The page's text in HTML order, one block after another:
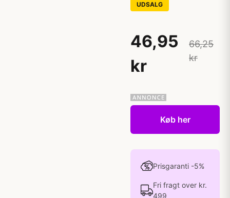
UDSALG
46,95
kr
66,25
kr
Køb her
Prisgaranti -5%
Fri fragt over kr.
499